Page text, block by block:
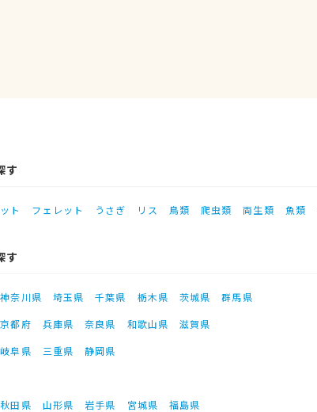
す
ト フェレット うさぎ リス 鳥類 爬虫類 両生類 魚類
す
神奈川県 埼玉県 千葉県 栃木県 茨城県
群馬県
京都府 兵庫県 奈良県 和歌山県
滋賀県
岐阜県 三重県
静岡県
秋田県 山形県 岩手県 宮城県
福島県